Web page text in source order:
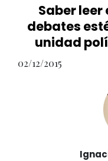
Saber
debates
unidad
02/12/2015